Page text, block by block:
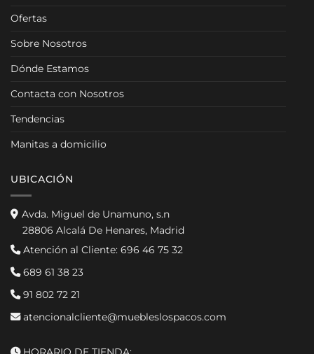
Ofertas
Sobre Nosotros
Dónde Estamos
Contacta con Nosotros
Tendencias
Manitas a domicilio
UBICACIÓN
Avda. Miguel de Unamuno, s.n
28806 Alcalá De Henares, Madrid
Atención al Cliente: 696 46 75 32
689 61 38 23
91 802 72 21
atencionalcliente@muebleslospacos.com